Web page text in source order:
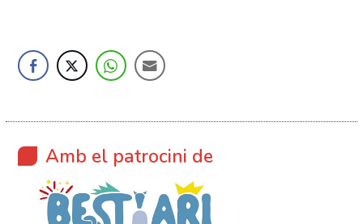
Amb el patrocini de